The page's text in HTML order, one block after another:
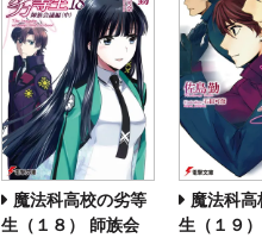
魔法科高校の劣等
生（１８） 師族会
魔法科高
生（１９